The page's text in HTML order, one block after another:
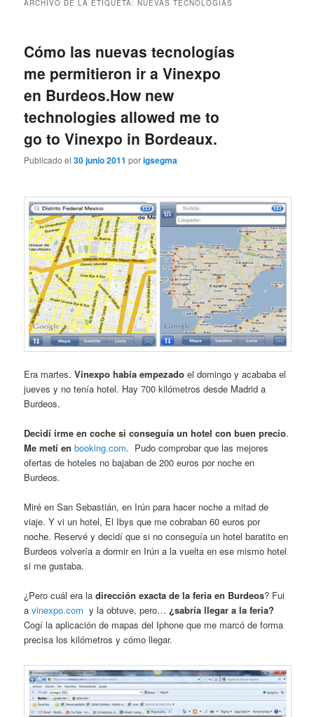
ARCHIVO DE LA ETIQUETA:NUEVAS TECNOLOGÍAS
Cómo las nuevas tecnologías
me permitieron ir a Vinexpo
en Burdeos.How new
technologies allowed me to
go to Vinexpo in Bordeaux.
Publicado el30 junio 2011 porigsegma
Era martes. Vinexpo había empezado el domingo y acababa el
jueves y no tenía hotel. Hay 700 kilómetros desde Madrid a
Burdeos.
Decidí irme en coche si conseguía un hotel con buen precio.
Me metí en booking.com. Pudo comprobar que las mejores
ofertas de hoteles no bajaban de 200 euros por noche en
Burdeos.
Miré en San Sebastián, en Irún para hacer noche a mitad de
viaje. Y vi un hotel, El Ibys que me cobraban 60 euros por
noche. Reservé y decidí que si no conseguía un hotel baratito en
Burdeos volvería a dormir en Irún a la vuelta en ese mismo hotel
si me gustaba.
¿Pero cuál era ladirección exacta de la feria en Burdeos? Fui
avinexpo.com y la obtuve, pero…¿sabría llegar a la feria?
Cogí la aplicación de mapas del Iphone que me marcó de forma
precisa los kilómetros y cómo llegar.